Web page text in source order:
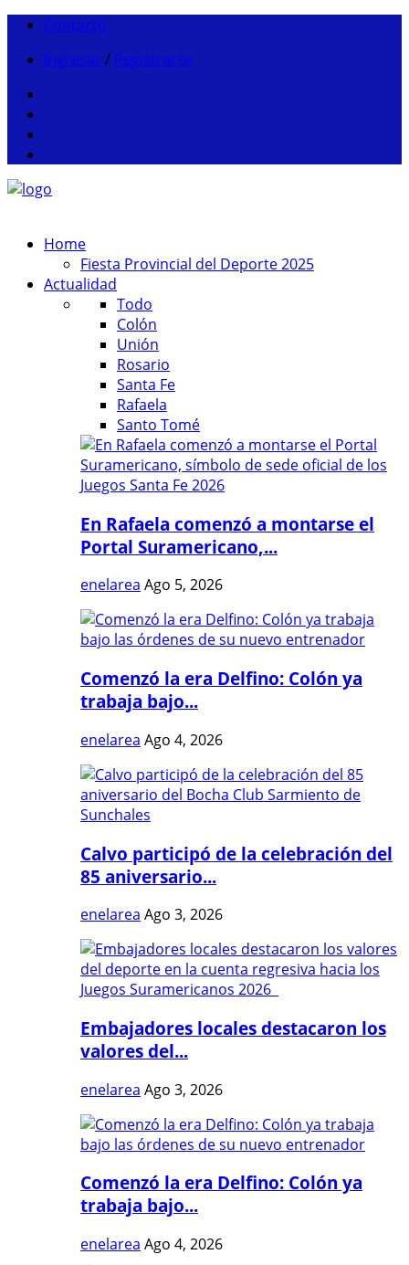
Contacto
Ingresar / Registrarse
Home
Fiesta Provincial del Deporte 2025
Actualidad
Todo
Colón
Unión
Rosario
Santa Fe
Rafaela
Santo Tomé
En Rafaela comenzó a montarse el
Portal Suramericano,...
enelarea Ago 5, 2026
Comenzó la era Delfino: Colón ya
trabaja bajo...
enelarea Ago 4, 2026
Calvo participó de la celebración del
85 aniversario...
enelarea Ago 3, 2026
Embajadores locales destacaron los
valores del...
enelarea Ago 3, 2026
Comenzó la era Delfino: Colón ya
trabaja bajo...
enelarea Ago 4, 2026